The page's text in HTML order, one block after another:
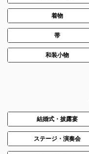
着物
帯
和装小物
結婚式・披露宴
ステージ・演奏会